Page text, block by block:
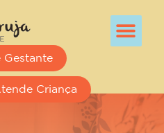
Gestante
Criança